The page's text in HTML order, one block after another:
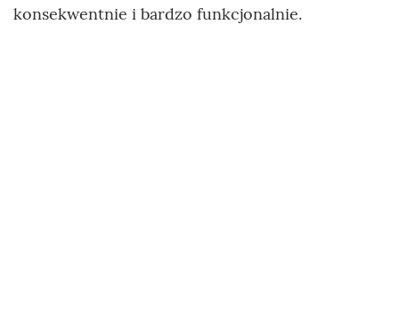
konsekwentnie i bardzo funkcjonalnie.